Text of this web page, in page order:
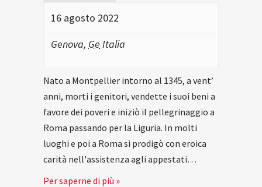
16 agosto 2022
Genova, Ge Italia
Nato a Montpellier intorno al 1345, a vent’
anni, morti i genitori, vendette i suoi beni a
favore dei poveri e iniziò il pellegrinaggio a
Roma passando per la Liguria. In molti
luoghi e poi a Roma si prodigò con eroica
carità nell'assistenza agli appestati…
Per saperne di più »